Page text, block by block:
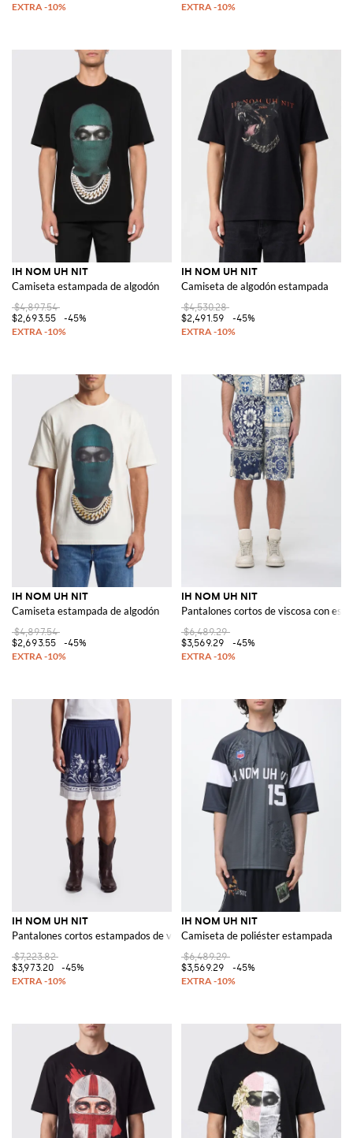
IH NOM UH NIT
Camiseta estampada de algodón
$4,897.54
$2,693.55
-45%
IH NOM UH NIT
Camiseta de algodón estampada
$4,530.28
$2,491.59
-45%
IH NOM UH NIT
Camiseta estampada de algodón
$4,897.54
$2,693.55
-45%
IH NOM UH NIT
Pantalones cortos de viscosa con
$6,489.29
$3,569.29
-45%
IH NOM UH NIT
Pantalones cortos estampados de viscosa
$7,223.82
$3,973.20
-45%
IH NOM UH NIT
Camiseta de poliéster estampada
$6,489.29
$3,569.29
-45%